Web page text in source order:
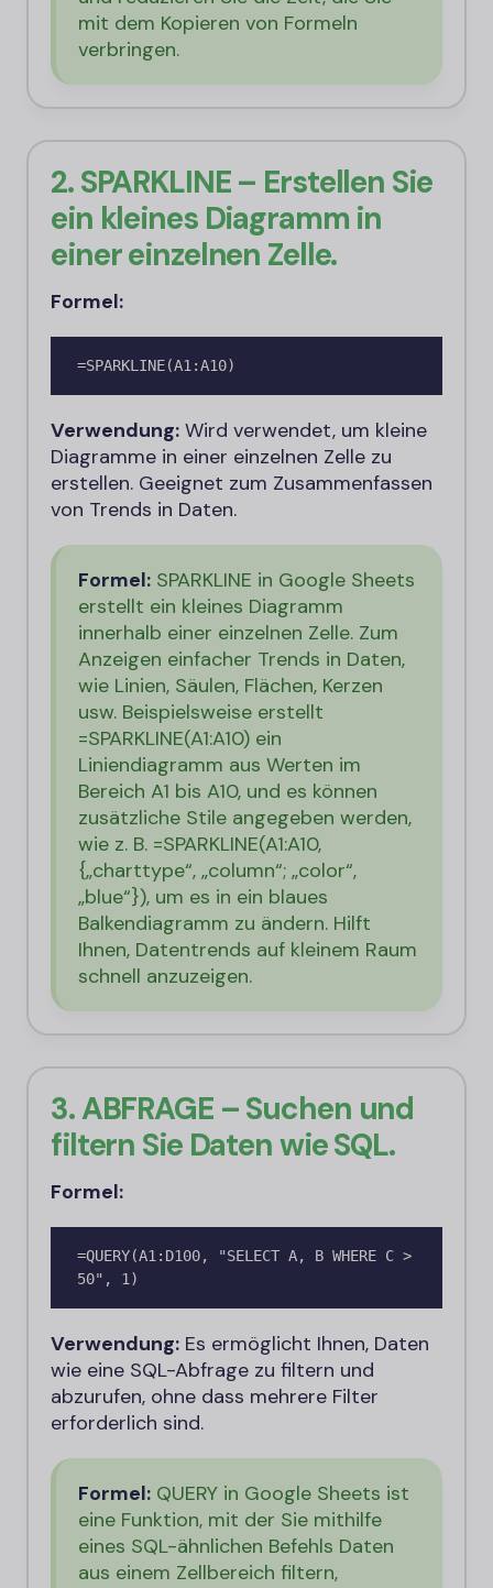
mit dem Kopieren von Formeln
verbringen.
2. SPARKLINE – Erstellen Sie
ein kleines Diagramm in
einer einzelnen Zelle.
Formel:
=SPARKLINE(A1:A10)
Verwendung: Wird verwendet, um kleine
Diagramme in einer einzelnen Zelle zu
erstellen. Geeignet zum Zusammenfassen
von Trends in Daten.
Formel: SPARKLINE in Google Sheets
erstellt ein kleines Diagramm
innerhalb einer einzelnen Zelle. Zum
Anzeigen einfacher Trends in Daten,
wie Linien, Säulen, Flächen, Kerzen
usw. Beispielsweise erstellt
=SPARKLINE(A1:A10) ein
Liniendiagramm aus Werten im
Bereich A1 bis A10, und es können
zusätzliche Stile angegeben werden,
wie z. B. =SPARKLINE(A1:A10,
{„charttype“, „column“; „color“,
„blue“}), um es in ein blaues
Balkendiagramm zu ändern. Hilft
Ihnen, Datentrends auf kleinem Raum
schnell anzuzeigen.
3. ABFRAGE – Suchen und
filtern Sie Daten wie SQL.
Formel:
=QUERY(A1:D100, "SELECT A, B WHERE C >
50", 1)
Verwendung: Es ermöglicht Ihnen, Daten
wie eine SQL-Abfrage zu filtern und
abzurufen, ohne dass mehrere Filter
erforderlich sind.
Formel: QUERY in Google Sheets ist
eine Funktion, mit der Sie mithilfe
eines SQL-ähnlichen Befehls Daten
aus einem Zellbereich filtern,